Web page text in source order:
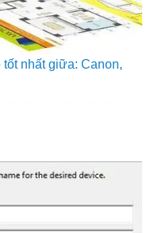
nhất giữa: Canon,